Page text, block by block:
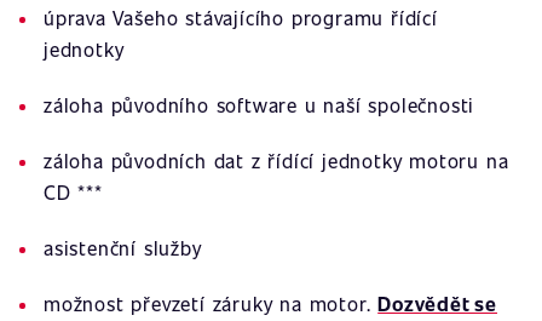
úprava Vašeho stávajícího programu řídící
jednotky
záloha původního software u naší společnosti
záloha původních dat z řídící jednotky motoru na
CD ***
asistenční služby
možnost převzetí záruky na motor.Dozvědět se